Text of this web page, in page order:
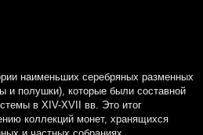
наименьших серебряных разменных
и полушки), которые были составной
в XIV-XVII вв. Это итог
коллекций монет, хранящихся